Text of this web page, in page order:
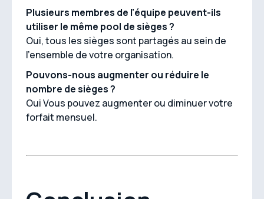
Plusieurs membres de l'équipe peuvent-ils
utiliser le même pool de sièges ?
Oui, tous les sièges sont partagés au sein de
l'ensemble de votre organisation.
Pouvons-nous augmenter ou réduire le
nombre de sièges ?
Oui Vous pouvez augmenter ou diminuer votre
forfait mensuel.